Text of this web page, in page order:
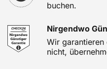
buchen.
Nirgendwo
Wir garantieren
nicht,